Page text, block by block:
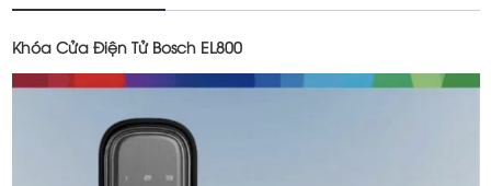
Khóa Cửa Điện Tử Bosch EL800